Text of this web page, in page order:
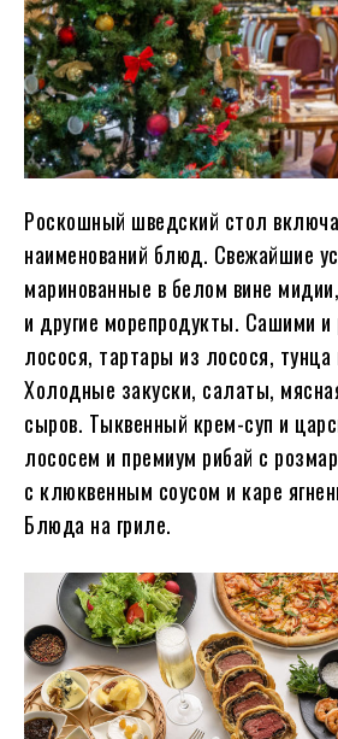
Роскошный шведский стол
наименований блюд. Свежайшие
маринованные в белом вине
и другие морепродукты. Сашими
лосося, тартары из лосося, тунца
Холодные закуски, салаты,
сыров. Тыквенный крем-суп и
лососем и премиум рибай с
с клюквенным соусом и каре
Блюда на гриле.